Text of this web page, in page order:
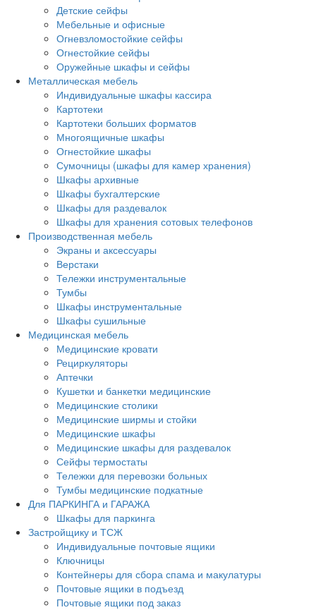
Детские сейфы
Мебельные и офисные
Огневзломостойкие сейфы
Огнестойкие сейфы
Оружейные шкафы и сейфы
Металлическая мебель
Индивидуальные шкафы кассира
Картотеки
Картотеки больших форматов
Многоящичные шкафы
Огнестойкие шкафы
Сумочницы (шкафы для камер хранения)
Шкафы архивные
Шкафы бухгалтерские
Шкафы для раздевалок
Шкафы для хранения сотовых телефонов
Производственная мебель
Экраны и аксессуары
Верстаки
Тележки инструментальные
Тумбы
Шкафы инструментальные
Шкафы сушильные
Медицинская мебель
Медицинские кровати
Рециркуляторы
Аптечки
Кушетки и банкетки медицинские
Медицинские столики
Медицинские ширмы и стойки
Медицинские шкафы
Медицинские шкафы для раздевалок
Сейфы термостаты
Тележки для перевозки больных
Тумбы медицинские подкатные
Для ПАРКИНГА и ГАРАЖА
Шкафы для паркинга
Застройщику и ТСЖ
Индивидуальные почтовые ящики
Ключницы
Контейнеры для сбора спама и макулатуры
Почтовые ящики в подъезд
Почтовые ящики под заказ